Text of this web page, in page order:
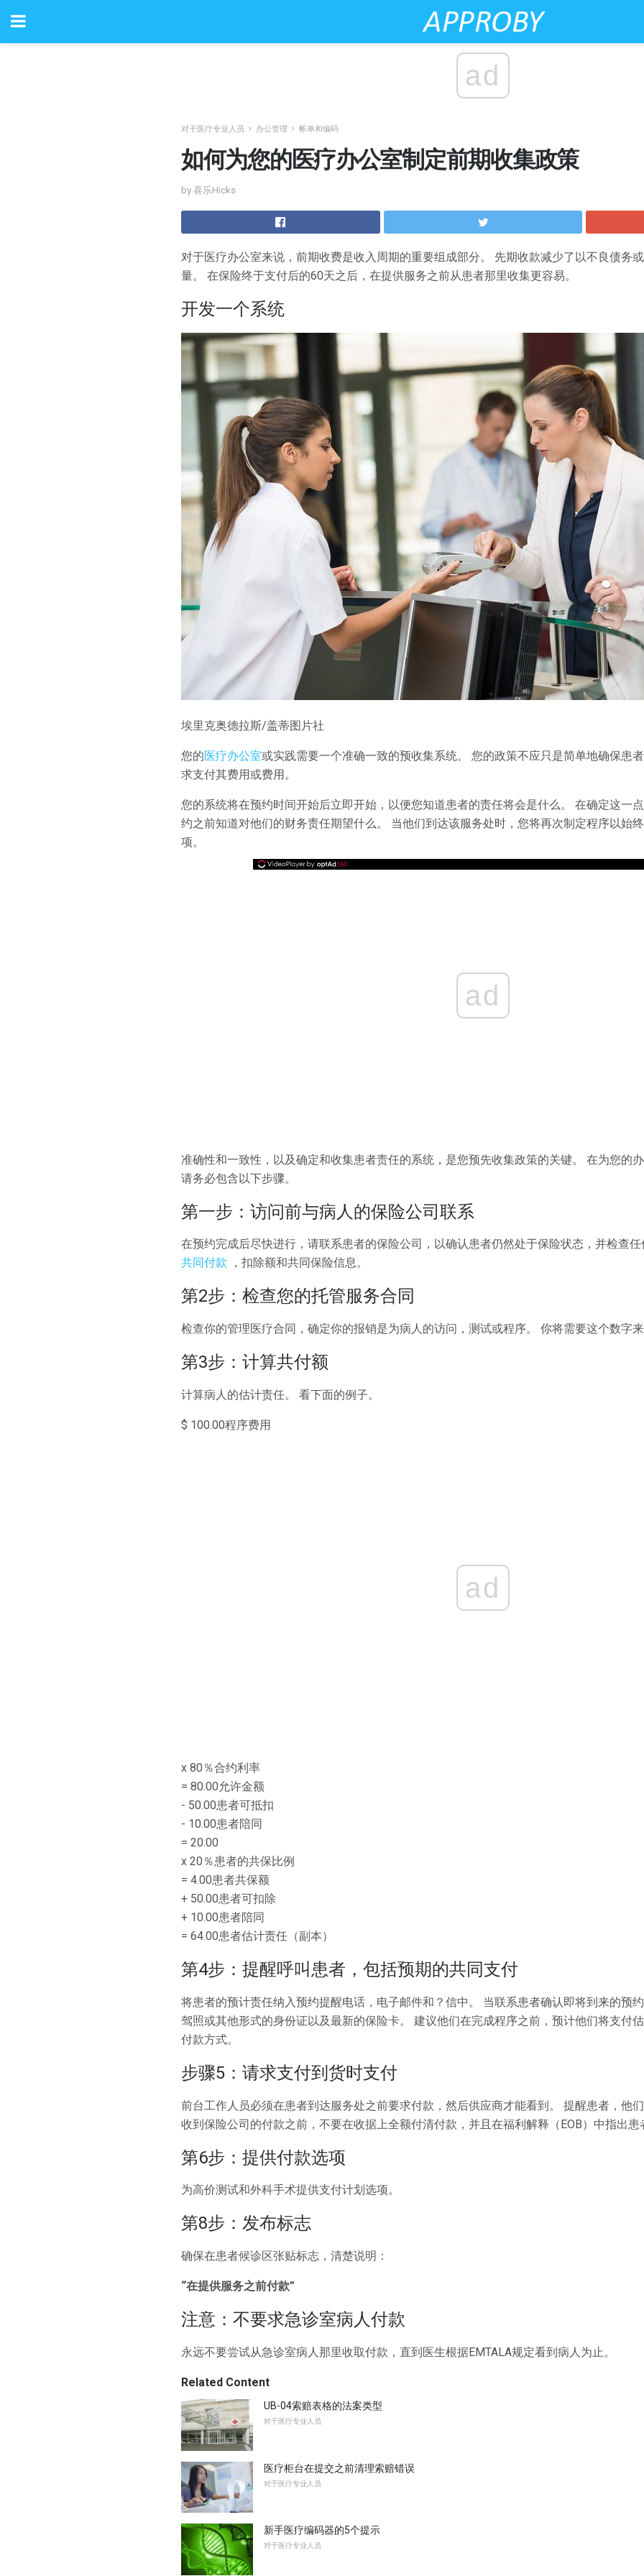
ad
对于医疗专业人员 办公管理 帐单和编码
如何为您的医疗办公室制定前期收集政策
by 喜乐Hicks
对于医疗办公室来说，前期收费是收入周期的重要组成部分。 先期收款减少了以不良债务
量。 在保险终于支付后的60天之后，在提供服务之前从患者那里收集更容易。
开发一个系统
埃里克奥德拉斯/盖蒂图片社
您的医疗办公室或实践需要一个准确一致的预收集系统。 您的政策不应只是简单地确保患
求支付其费用或费用。
您的系统将在预约时间开始后立即开始，以便您知道患者的责任将会是什么。 在确定这一
约之前知道对他们的财务责任期望什么。 当他们到达该服务处时，您将再次制定程序以始
项。
ad
准确性和一致性，以及确定和收集患者责任的系统，是您预先收集政策的关键。 在为您的
请务必包含以下步骤。
第一步：访问前与病人的保险公司联系
在预约完成后尽快进行，请联系患者的保险公司，以确认患者仍然处于保险状态，并检查
共同付款 ，扣除额和共同保险信息。
第2步：检查您的托管服务合同
检查你的管理医疗合同，确定你的报销是为病人的访问，测试或程序。 你将需要这个数字来
第3步：计算共付额
计算病人的估计责任。 看下面的例子。
$ 100.00程序费用
ad
x 80％合约利率
= 80.00允许金额
- 50.00患者可抵扣
- 10.00患者陪同
= 20.00
x 20％患者的共保比例
= 4.00患者共保额
+ 50.00患者可扣除
+ 10.00患者陪同
= 64.00患者估计责任（副本）
第4步：提醒呼叫患者，包括预期的共同支付
将患者的预计责任纳入预约提醒电话，电子邮件和？信中。 当联系患者确认即将到来的预
驾照或其他形式的身份证以及最新的保险卡。 建议他们在完成程序之前，预计他们将支付
付款方式。
步骤5：请求支付到货时支付
前台工作人员必须在患者到达服务处之前要求付款，然后供应商才能看到。 提醒患者，他
收到保险公司的付款之前，不要在收据上全额付清付款，并且在福利解释（EOB）中指出患
第6步：提供付款选项
为高价测试和外科手术提供支付计划选项。
第8步：发布标志
确保在患者候诊区张贴标志，清楚说明：
“在提供服务之前付款”
注意：不要求急诊室病人付款
永远不要尝试从急诊室病人那里收取付款，直到医生根据EMTALA规定看到病人为止。
Related Content
UB-04索赔表格的法案类型
对于医疗专业人员
医疗柜台在提交之前清理索赔错误
对于医疗专业人员
新手医疗编码器的5个提示
对于医疗专业人员